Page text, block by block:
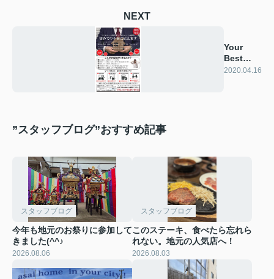
NEXT
Your
Best
Partner
2020.04.16
”スタッフブログ”おすすめ記事
スタッフブログ
今年も地元のお祭りに参加して
きました(^^♪
2026.08.06
スタッフブログ
このステーキ、食べたら忘れら
れない。地元の人気店へ！
2026.08.03